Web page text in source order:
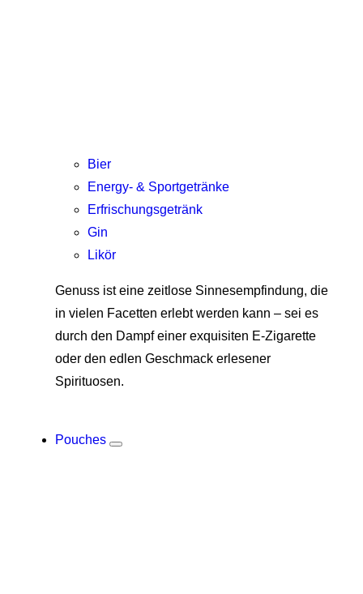
Bier
Energy- & Sportgetränke
Erfrischungsgetränk
Gin
Likör
Genuss ist eine zeitlose Sinnesempfindung, die
in vielen Facetten erlebt werden kann – sei es
durch den Dampf einer exquisiten E-Zigarette
oder den edlen Geschmack erlesener
Spirituosen.
Pouches